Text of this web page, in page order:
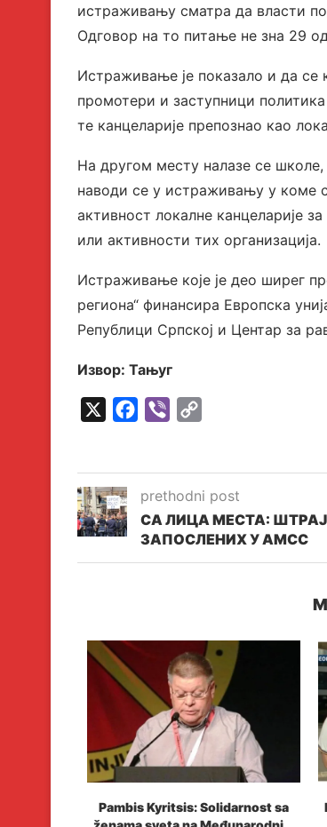
истраживању сматра да власти
Одговор на то питање не зна 29
Истраживање је показало и да се
промотери и заступници
те канцеларије препознао као
На другом месту налазе се школе,
наводи се у истраживању у коме
активност локалне канцеларије
или активности тих организација.
Истраживање које је део ширег
региона“ финансира Европска
Републици Српској и Центар за
Извор: Тањуг
Facebook
Viber
prethodni post
СА ЛИЦА МЕСТА:
ЗАПОСЛЕНИХ У АМСС
Pambis Kyritsis: Solidarnost sa